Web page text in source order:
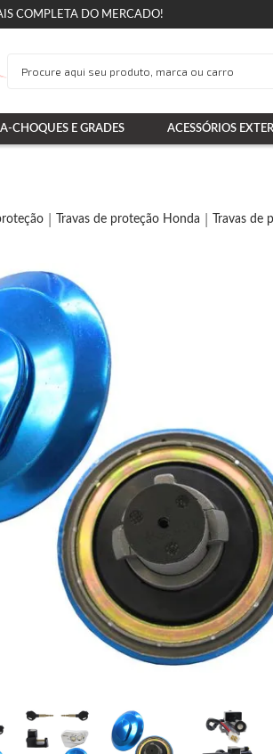
COMPLETA DO MERCADO!
CHOQUES E GRADES ACESSÓRIOS
Travas de proteção Honda Travas